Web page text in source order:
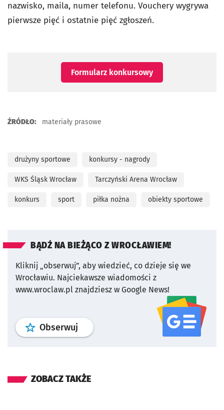
nazwisko, maila, numer telefonu. Vouchery wygrywa
pierwsze pięć i ostatnie pięć zgłoszeń.
Formularz konkursowy
ŹRÓDŁO: materiały prasowe
drużyny sportowe konkursy - nagrody
WKS Śląsk Wrocław Tarczyński Arena Wrocław
konkurs sport piłka nożna obiekty sportowe
BĄDŹ NA BIEŻĄCO Z WROCŁAWIEM!
Kliknij „obserwuj”, aby wiedzieć, co dzieje się we
Wrocławiu. Najciekawsze wiadomości z
www.wroclaw.pl znajdziesz w Google News!
Obserwuj profil serwisu
ZOBACZ TAKŻE